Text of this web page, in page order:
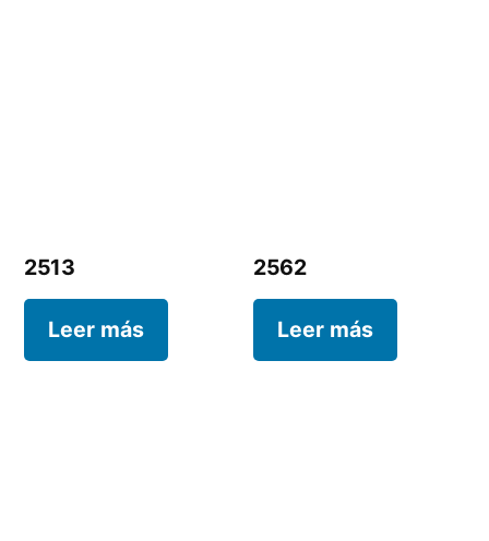
2513
Leer más
2562
Leer más